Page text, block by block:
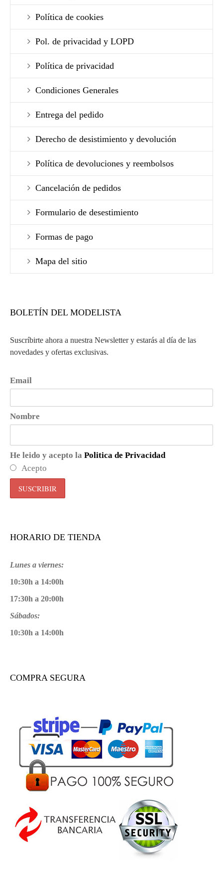
Política de cookies
Pol. de privacidad y LOPD
Política de privacidad
Condiciones Generales
Entrega del pedido
Derecho de desistimiento y devolución
Política de devoluciones y reembolsos
Cancelación de pedidos
Formulario de desestimiento
Formas de pago
Mapa del sitio
BOLETÍN DEL MODELISTA
Suscríbirte ahora a nuestra Newsletter y estarás al día de las
novedades y ofertas exclusivas.
Email
Nombre
He leido y acepto la Politica de Privacidad
Acepto
HORARIO DE TIENDA
Lunes a viernes:
10:30h a 14:00h
17:30h a 20:00h
Sábados:
10:30h a 14:00h
COMPRA SEGURA